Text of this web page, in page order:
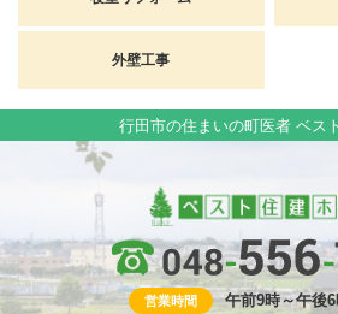
外壁工事
行田市の住まいの町医者 ベス
営業時間 午前9時～午後6